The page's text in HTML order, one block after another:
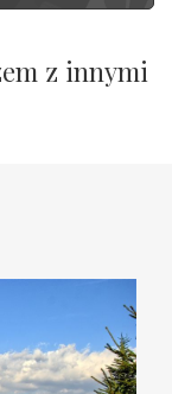
z innymi